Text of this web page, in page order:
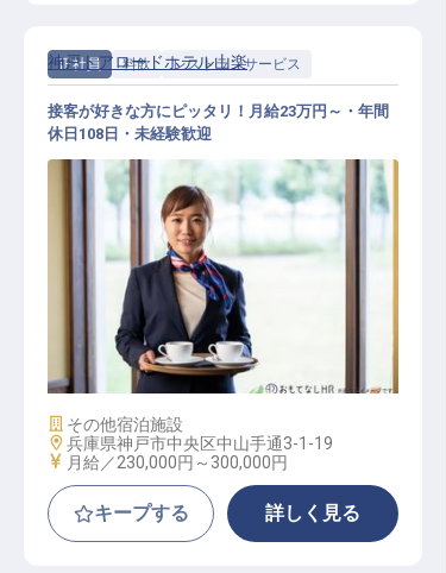
正社員 料飲 レストランサービス
レストランサービス
神戸トアロードホテル山楽
接客が好きな方にピッタリ！月給23万円～・年間
休日108日・未経験歓迎
施設業態
その他宿泊施設
勤務地
兵庫県神戸市中央区中山手通3-1-19
給与
月給／230,000円～ 300,000円
キープする 詳しく見る